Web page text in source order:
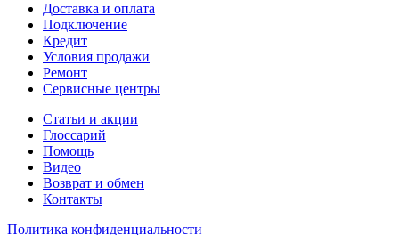
Доставка и оплата
Подключение
Кредит
Условия продажи
Ремонт
Сервисные центры
Статьи и акции
Глоссарий
Помощь
Видео
Возврат и обмен
Контакты
Политика конфиденциальности